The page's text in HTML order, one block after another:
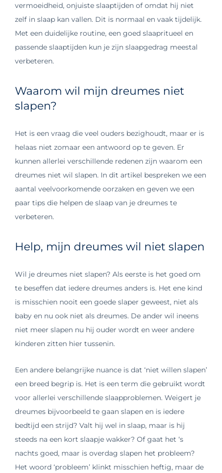
vermoeidheid, onjuiste slaaptijden of omdat hij niet
zelf in slaap kan vallen. Dit is normaal en vaak tijdelijk.
Met een duidelijke routine, een goed slaapritueel en
passende slaaptijden kun je zijn slaapgedrag meestal
verbeteren.
Waarom wil mijn dreumes niet
slapen?
Het is een vraag die veel ouders bezighoudt, maar er is
helaas niet zomaar een antwoord op te geven. Er
kunnen allerlei verschillende redenen zijn waarom een
dreumes niet wil slapen. In dit artikel bespreken we een
aantal veelvoorkomende oorzaken en geven we een
paar tips die helpen de slaap van je dreumes te
verbeteren.
Help, mijn dreumes wil niet slapen
Wil je dreumes niet slapen? Als eerste is het goed om
te beseffen dat iedere dreumes anders is. Het ene kind
is misschien nooit een goede slaper geweest, niet als
baby en nu ook niet als dreumes. De ander wil ineens
niet meer slapen nu hij ouder wordt en weer andere
kinderen zitten hier tussenin.
Een andere belangrijke nuance is dat ‘niet willen slapen’
een breed begrip is. Het is een term die gebruikt wordt
voor allerlei verschillende slaapproblemen. Weigert je
dreumes bijvoorbeeld te gaan slapen en is iedere
bedtijd een strijd? Valt hij wel in slaap, maar is hij
steeds na een kort slaapje wakker? Of gaat het ‘s
nachts goed, maar is overdag slapen het probleem?
Het woord ‘probleem’ klinkt misschien heftig, maar de